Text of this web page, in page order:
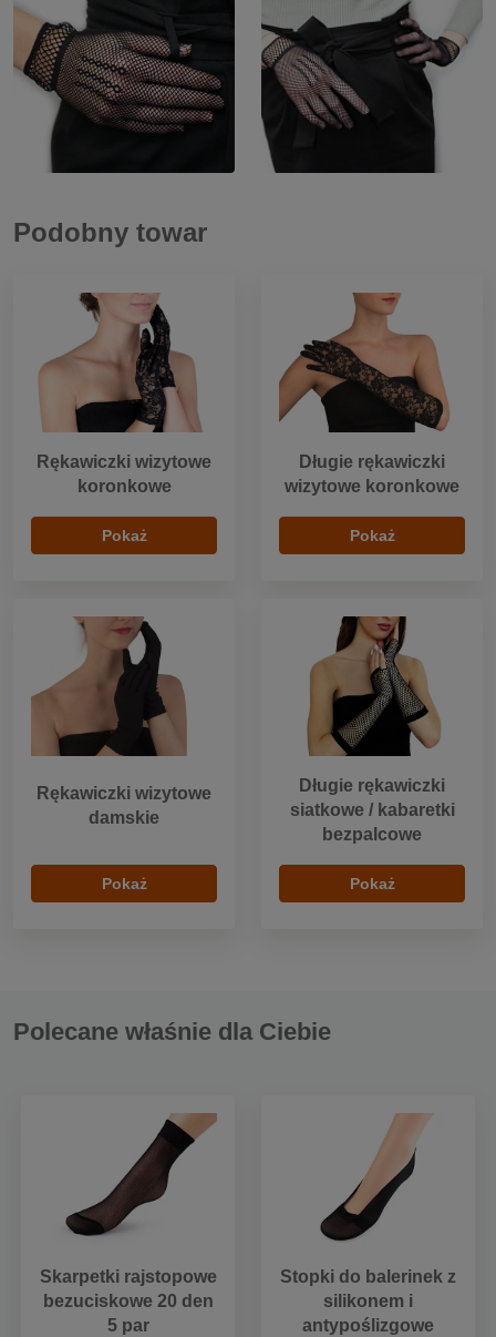
Podobny towar
Rękawiczki wizytowe
koronkowe
Pokaż
Długie rękawiczki
wizytowe koronkowe
Pokaż
Rękawiczki wizytowe
damskie
Pokaż
Długie rękawiczki
siatkowe / kabaretki
bezpalcowe
Pokaż
Polecane właśnie dla Ciebie
Skarpetki rajstopowe
bezuciskowe 20 den
5 par
Stopki do balerinek z
silikonem i
antypoślizgowe